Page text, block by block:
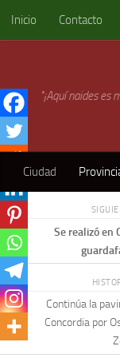
Skip to content
Inicio Contacto
"¡Aquí naides es
Ciudad
Se realizó en
Continúa la
Concordia por